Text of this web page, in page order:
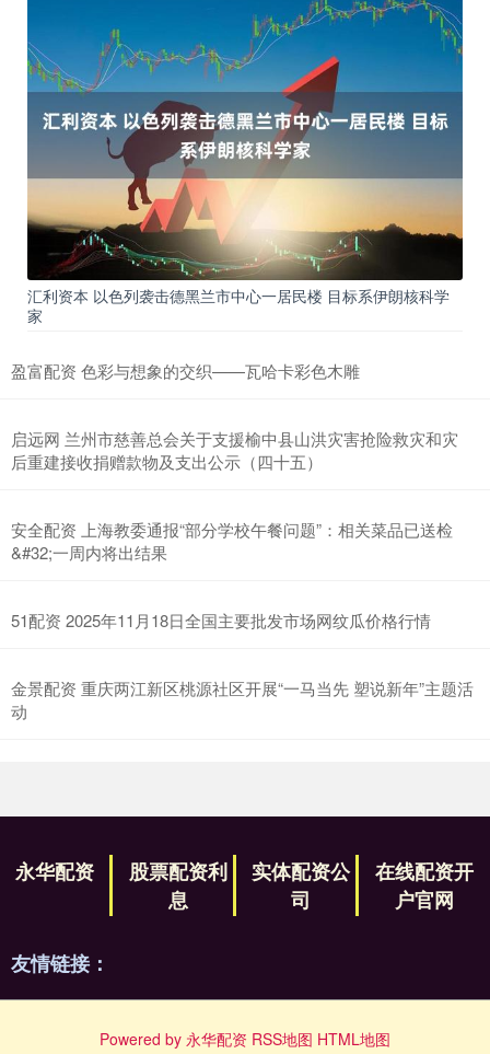
汇利资本 以色列袭击德黑兰市中心一居民楼 目标系伊朗核科学
家
盈富配资 色彩与想象的交织——瓦哈卡彩色木雕
启远网 兰州市慈善总会关于支援榆中县山洪灾害抢险救灾和灾
后重建接收捐赠款物及支出公示（四十五）
安全配资 上海教委通报“部分学校午餐问题”：相关菜品已送检
&#32;一周内将出结果
51配资 2025年11月18日全国主要批发市场网纹瓜价格行情
金景配资 重庆两江新区桃源社区开展“一马当先 塑说新年”主题活
动
永华配资
股票配资利
息
实体配资公
司
在线配资开
户官网
友情链接：
Powered by 永华配资 RSS地图 HTML地图